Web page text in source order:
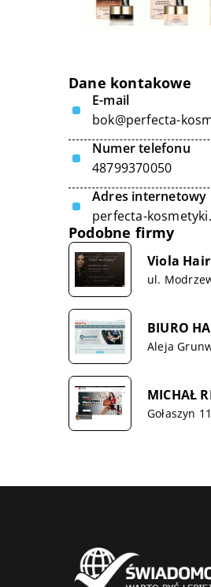
Dane kontakowe
E-mail
bok@perfecta-
Numer telefonu
48799370050
Adres internetowy
perfecta-
Podobne firmy
Viola
ul.
BIURO
Aleja
MICHAŁ
Gołaszyn